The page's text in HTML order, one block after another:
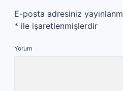
E-posta adresiniz
* ile işaretlenmişlerdir
Yorum